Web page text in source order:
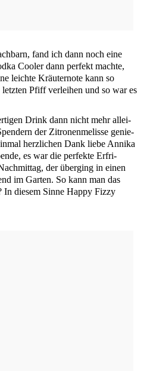
fand ich dann noch eine
Coo­ler dann per­fekt mach­te,
leich­te Kräu­ter­no­te kann so
Pfiff ver­lei­hen und so war es
Drink dann nicht mehr allei­
der Zitro­nen­me­lis­se genie­
herz­li­chen Dank lie­be Anni­ka
es war die per­fek­te Erfri­
der über­ging in einen
im Gar­ten. So kann man das
In die­sem Sin­ne Hap­py Fiz­zy